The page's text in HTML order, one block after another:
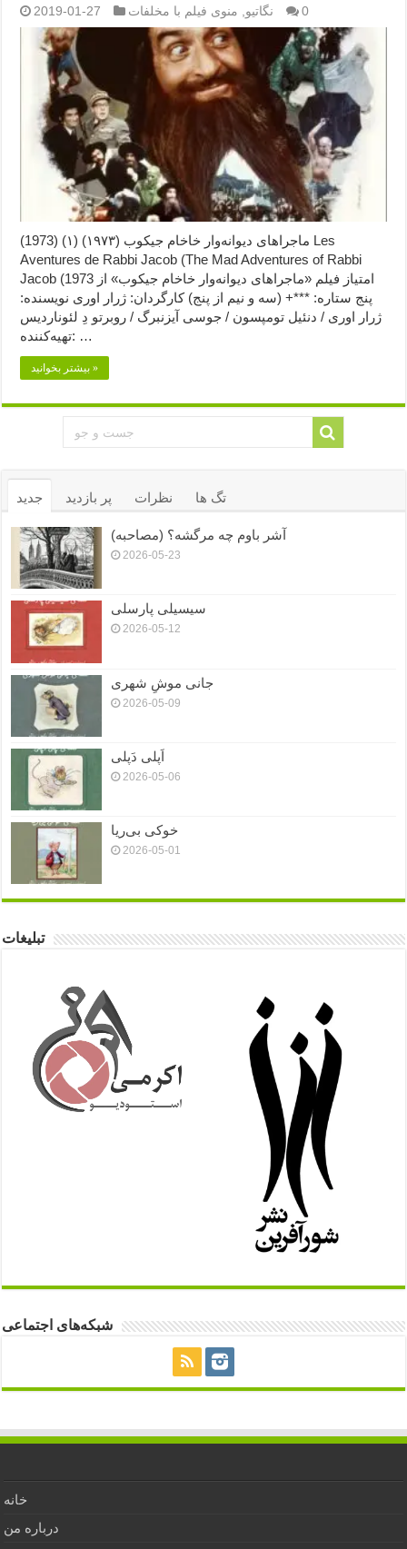
2019-01-27 نگاتیو منوی فیلم با مخلفات 0
ماجراهای دیوانه‌وار خاخام جیکوب (۱۹۷۳) (۱) (1973) Les
Aventures de Rabbi Jacob (The Mad Adventures of Rabbi
Jacob (1973 امتیاز فیلم «ماجراهای دیوانه‌وار خاخام جیکوب» از
پنج ستاره: ***+ (سه و نیم از پنج) کارگردان: ژرار اوری نویسنده:
ژرار اوری / دنئیل تومپسون / جوسی آیزنبرگ / روبرتو دِ لئوناردیس
تهیه‌کننده: …
بیشتر بخوانید »
جدید پر بازدید نظرات تگ ها
آشر باوم چه مرگشه؟ (مصاحبه)
2026-05-23
سیسیلی پارسلی
2026-05-12
جانی موشِ شهری
2026-05-09
اَپلی دَپلی
2026-05-06
خوکی بی‌ریا
2026-05-01
تبلیغات
شبکه‌های اجتماعی
خانه
درباره من